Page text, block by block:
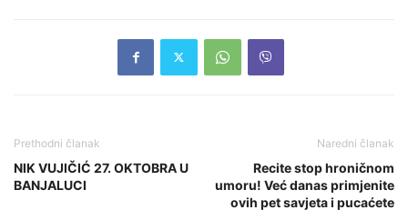
Prethodni članak
NIK VUJIČIĆ 27. OKTOBRA U
BANJALUCI
Naredni članak
Recite stop hroničnom
umoru! Već danas primjenite
ovih pet savjeta i pucaćete